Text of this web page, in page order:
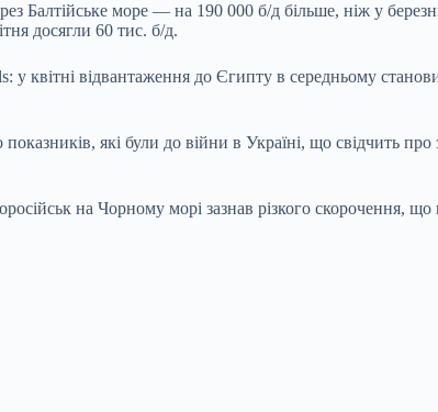
Балтійське море — на 190 000 б/д більше, ніж у
досягли 60 тис. б/д.
у квітні відвантаження до Єгипту в середньому
які були до війни в Україні, що свідчить
на Чорному морі зазнав різкого скорочення, що